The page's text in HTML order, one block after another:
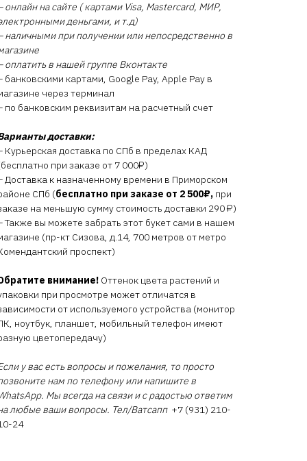
онлайн на сайте ( картами Visa, Mastercard, МИР,
деньгами, и т.д)
наличными при получении или непосредственно в
оплатить в нашей группе Вконтакте
банковскими картами, Google Pay, Apple Pay в
через терминал
по банковским реквизитам на расчетный счет
доставки:
Курьерская доставка по СПб в пределах КАД
при заказе от 7 000₽)
Доставка к назначенному времени в Приморском
СПб (бесплатно при заказе от 2 500₽, при
на меньшую сумму стоимость доставки 290 ₽)
Также вы можете забрать этот букет сами в нашем
(пр-кт Сизова, д.14, 700 метров от метро
проспект)
внимание! Оттенок цвета растений и
при просмотре может отличатся в
от используемого устройства (монитор
ноутбук, планшет, мобильный телефон имеют
цветопередачу)
у вас есть вопросы и пожелания, то просто
нам по телефону или напишите в
Мы всегда на связи и с радостью ответим
любые ваши вопросы. Тел/Ватсапп +7 (931) 210-
24